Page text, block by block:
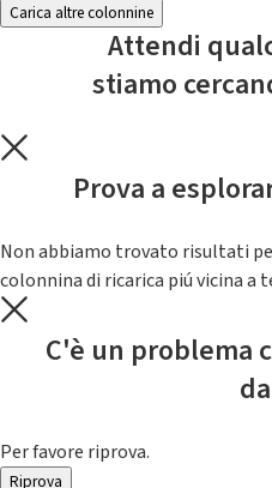
Carica altre colonnine
Attendi
stiamo
Prova a
Non abbiamo trovato risultati
colonnina di ricarica piú vicina a
C'è un problema
Per favore riprova.
Riprova